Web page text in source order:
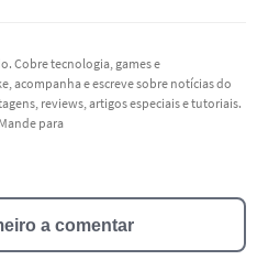
incorreta
que procuro
Cobre tecnologia, games e
acompanha e escreve sobre notícias do
reviews, artigos especiais e tutoriais.
para
a comentar